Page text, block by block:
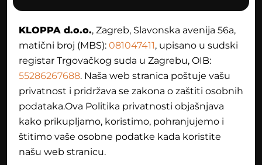
KLOPPA d.o.o., Zagreb, Slavonska avenija 56a,
matični broj (MBS): 081047411, upisano u sudski
registar Trgovačkog suda u Zagrebu, OIB:
55286267688. Naša web stranica poštuje vašu
privatnost i pridržava se zakona o zaštiti osobnih
podataka.Ova Politika privatnosti objašnjava
kako prikupljamo, koristimo, pohranjujemo i
štitimo vaše osobne podatke kada koristite
našu web stranicu.